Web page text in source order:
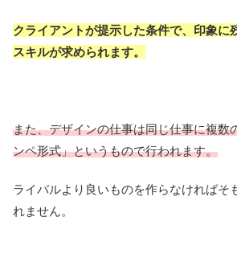
クライアントが提示した条件で、印象に
スキルが求められます。
また、デザインの仕事は同じ仕事に複数
ンペ形式」というもので行われます。
ライバルより良いものを作らなければそ
れません。